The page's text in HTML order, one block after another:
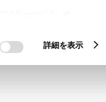
詳細を表示クルマ情報